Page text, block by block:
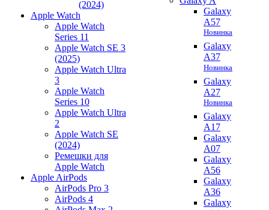
(2024)
Apple Watch
Apple Watch
Series 11
Apple Watch SE 3
(2025)
Apple Watch Ultra
3
Apple Watch
Series 10
Apple Watch Ultra
2
Apple Watch SE
(2024)
Ремешки для
Apple Watch
Apple AirPods
AirPods Pro 3
AirPods 4
Galaxy
A57
Новинка
Galaxy
A37
Новинка
Galaxy
A27
Новинка
Galaxy
A17
Galaxy
A07
Galaxy
A56
Galaxy
A36
Galaxy